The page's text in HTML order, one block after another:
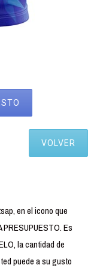
VOLVER
en el icono que
Es
la cantidad de
puede a su gusto